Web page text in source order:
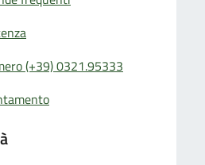
(+39) 0321.95333